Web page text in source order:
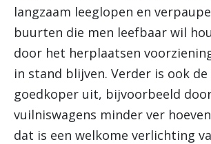
langzaam leeglopen en
buurten die men leefbaar wil
door het herplaatsen
in stand blijven. Verder is ook
goedkoper uit, bijvoorbeeld
vuilniswagens minder ver
dat is een welkome verlichting